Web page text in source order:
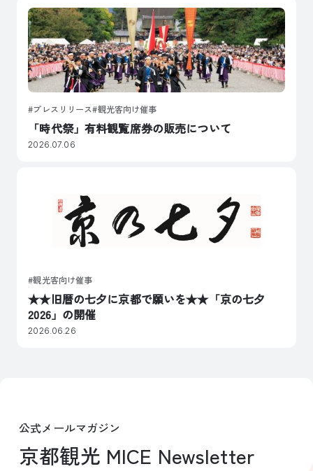
プレスリリース 観光客向け催事
「時代祭」有料観覧席券の販売について
2026.07.06
観光客向け催事
★★旧暦の七夕に京都で願いを★★「京の七夕
2026」の開催
2026.06.26
公式メールマガジン
京都観光 MICE Newsletter